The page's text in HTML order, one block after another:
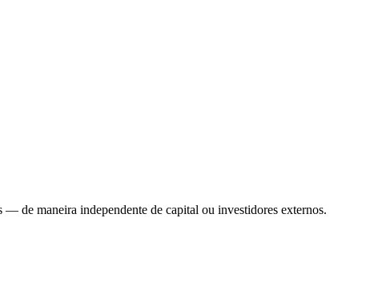
de maneira independente de capital ou investidores externos.